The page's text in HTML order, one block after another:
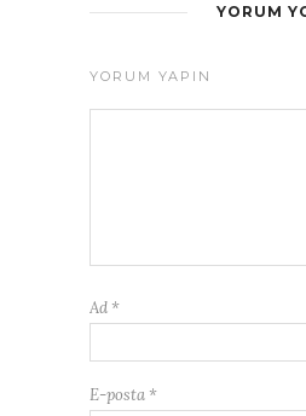
YORUM
YORUM YAPIN
Ad *
E-posta *